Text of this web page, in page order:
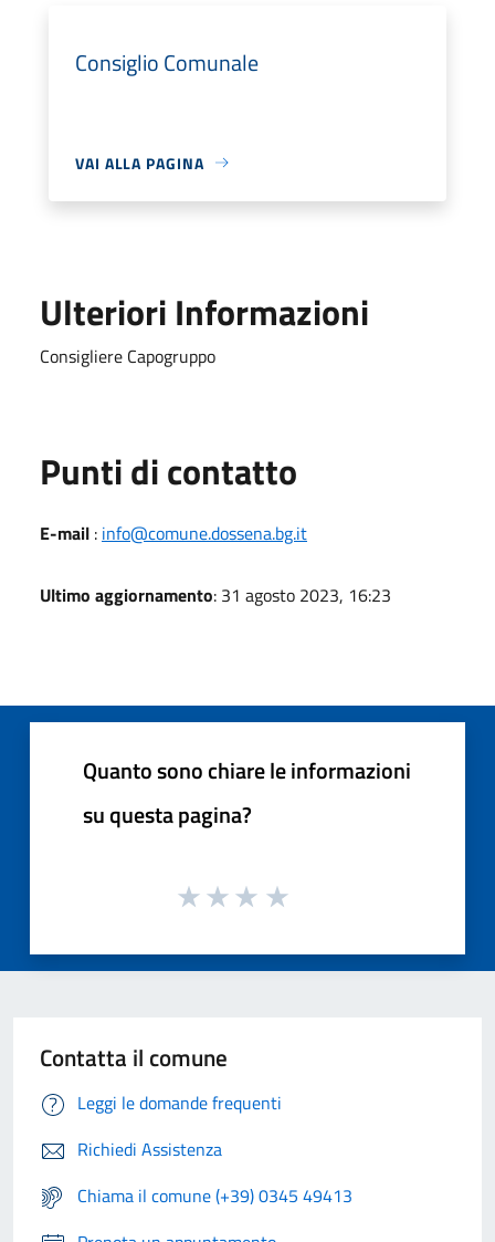
Consiglio Comunale
VAI ALLA PAGINA
Ulteriori Informazioni
Consigliere Capogruppo
Punti di contatto
E-mail : info@comune.dossena.bg.it
Ultimo aggiornamento: 31 agosto 2023, 16:23
Quanto sono chiare le informazioni
su questa pagina?
Contatta il comune
Leggi le domande frequenti
Richiedi Assistenza
Chiama il comune (+39) 0345 49413